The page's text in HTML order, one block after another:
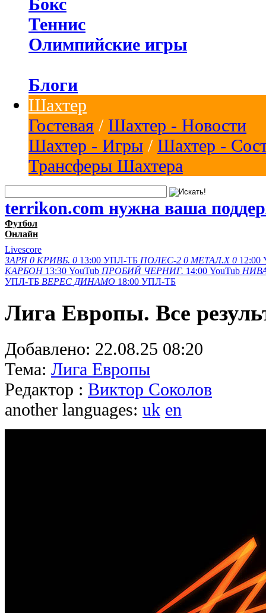
Теннис
Олимпийские игры
Блоги
Шахтер
Гостевая / Шахтер - Новости
Шахтер - Игры / Шахтер -
Трансферы Шахтера
terrikon.com нужна ваша
Футбол
Онлайн
Livescore
ЗАРЯ 0 КРИВБ. 0 13:00 УПЛ-ТБ ПОЛЕС-2 0 МЕТАЛ.Х 0 12:00
КАРБОН 13:30 YouTub ПРОБИЙ ЧЕРНИГ. 14:00 YouTub
УПЛ-ТБ ВЕРЕС ДИНАМО 18:00 УПЛ-ТБ
Лига Европы. Все
Добавлено: 22.08.25 08:20
Тема: Лига Европы
Редактор : Виктор Соколов
another languages: uk en